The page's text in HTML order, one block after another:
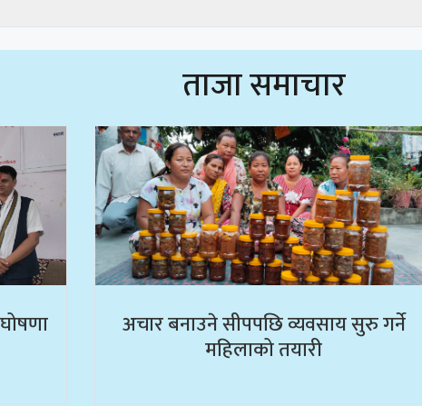
ताजा समाचार
अचार बनाउने सीपपछि व्यवसाय सुरु गर्ने
महिलाको तयारी